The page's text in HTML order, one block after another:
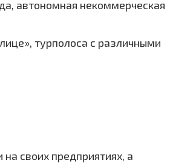
автономная некоммерческая
турполоса с различными
своих предприятиях, а